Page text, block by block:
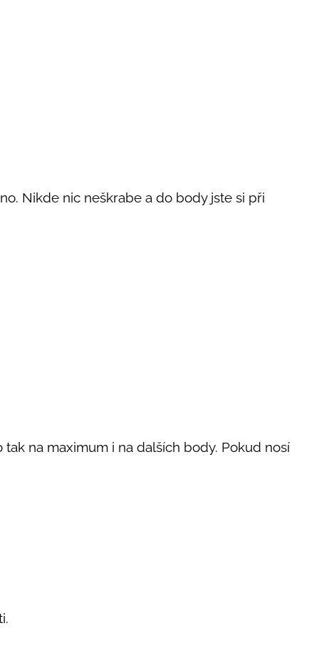
Nikde nic neškrabe a do body jste si při
na maximum i na dalších body. Pokud nosí